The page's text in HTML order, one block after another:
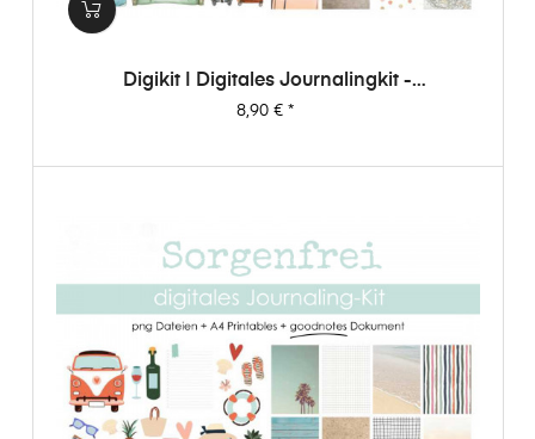
Digikit | Digitales Journalingkit -
Weltenbummler
Preis
8,90 €*